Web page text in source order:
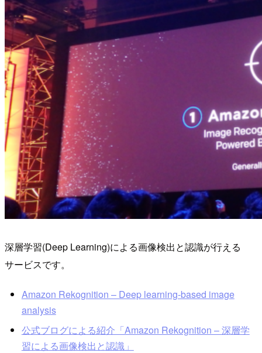
深層学習(Deep Learning)による画像検出と認識が行える
サービスです。
Amazon Rekognition – Deep learning-based image
analysis
公式ブログによる紹介「Amazon Rekognition – 深層学
習による画像検出と認識」